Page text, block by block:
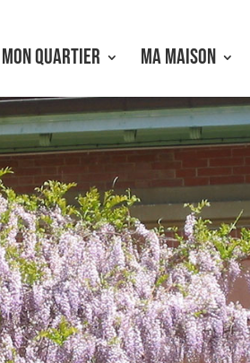
MON QUARTIER MA MAISON